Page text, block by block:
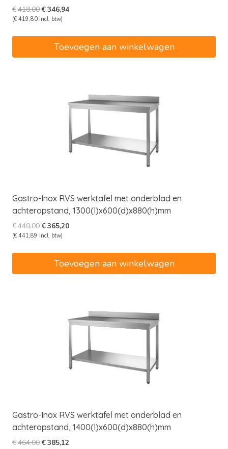
€418,00Oorspronkelijke
prijs
€418,00.
€346,94Huidige
(€ 419,80 incl. btw)
Toevoegen aan winkelwagen
Gastro-Inox RVS werktafel met onderblad en
achteropstand, 1300(l)x600(d)x880(h)mm
€440,00Oorspronkelijke
prijs
€440,00.
€365,20Huidige
(€ 441,89 incl. btw)
Toevoegen aan winkelwagen
Gastro-Inox RVS werktafel met onderblad en
achteropstand, 1400(l)x600(d)x880(h)mm
€464,00Oorspronkelijke
€385,12